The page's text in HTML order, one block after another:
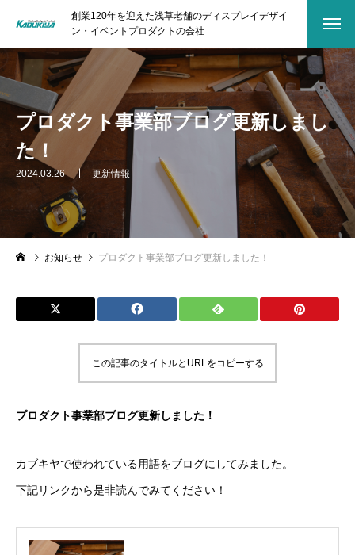
創業120年を迎えた浅草老舗のディスプレイデザイ
ン・イベントプロダクトの会社
プロダクト事業部ブログ更新しまし
た！
2024.03.26 更新情報
お知らせ プロダクト事業部ブログ更新しました！
この記事のタイトルとURLをコピーする
プロダクト事業部ブログ更新しました！
カブキヤで使われている用語をブログにしてみました。
下記リンクから是非読んでみてください！